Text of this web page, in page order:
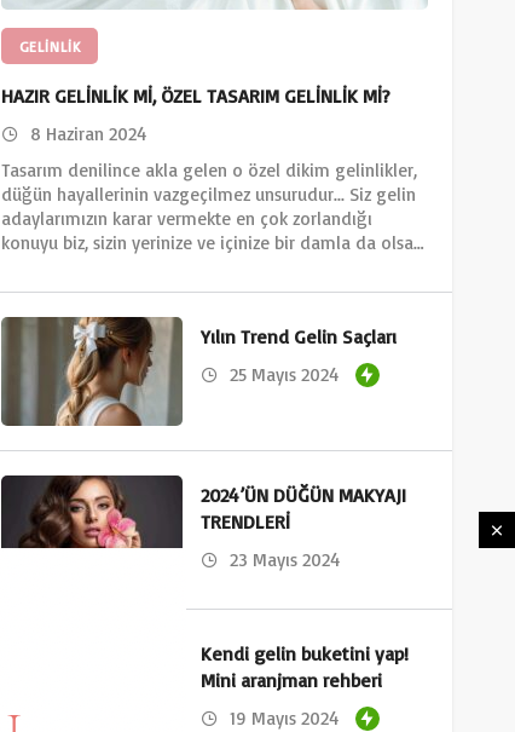
GELINLIK
HAZIR GELİNLİK Mİ, ÖZEL TASARIM GELİNLİK Mİ?
8 Haziran 2024
Tasarım denilince akla gelen o özel dikim gelinlikler,
düğün hayallerinin vazgeçilmez unsurudur... Siz gelin
adaylarımızın karar vermekte en çok zorlandığı
konuyu biz, sizin yerinize ve içinize bir damla da olsa…
Yılın Trend Gelin Saçları
25 Mayıs 2024
2024’ÜN DÜĞÜN MAKYAJI
TRENDLERİ
23 Mayıs 2024
Kendi gelin buketini yap!
Mini aranjman rehberi
19 Mayıs 2024